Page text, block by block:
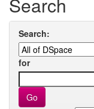
Search:
for